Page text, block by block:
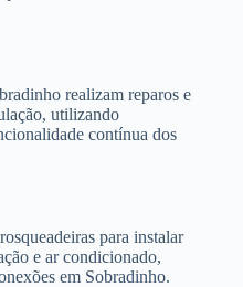
realizam reparos e
utilizando
contínua dos
para instalar
e ar condicionado,
em Sobradinho.